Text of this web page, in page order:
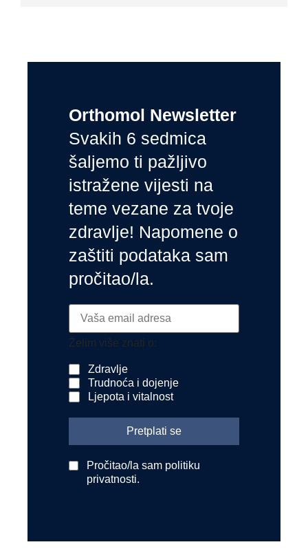
Orthomol Newsletter
Svakih 6 sedmica
šaljemo ti pažljivo
istražene vijesti na
teme vezane za tvoje
zdravlje! Napomene o
zaštiti podataka sam
pročitao/la.
Želim više znati o:
Zdravlje
Trudnoća i dojenje
Ljepota i vitalnost
Pročitao/la sam politiku
privatnosti.